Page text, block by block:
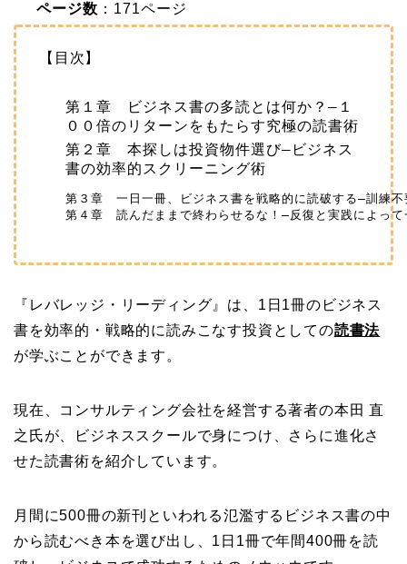
ページ数 ：171ページ
【目次】
第１章 ビジネス書の多読とは何か？ ―１
００倍のリターンをもたらす究極の読書術
第２章 本探しは投資物件選び―ビジネス
書の効率的スクリーニング術
第３章　一日一冊、ビジネス書を戦略的に読破する―訓練
『レバレッジ・リーディング』は、1日1冊のビジネス
書を効率的・戦略的に読みこなす投資としての読書法
が学ぶことができます。
現在、コンサルティング会社を経営する著者の本田 直
之氏が 、ビジネススクールで身につけ、さらに進化さ
せた読書術を紹介しています。
月間に500冊の新刊といわれる氾濫するビジネス書の中
から読むべき本を選び出し、1日1冊で年間400冊を読